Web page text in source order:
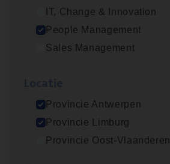
IT, Change & Innovation
People Management
Sales Management
Provincie Antwerpen
Provincie Limburg
Provincie Oost-Vlaanderen
Scha­de Expert Fleet
Cus­to­mer Care Expert